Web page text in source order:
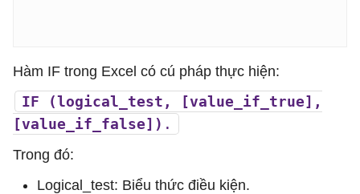
Hàm IF trong Excel có cú pháp thực hiện:
IF (logical_test, [value_if_true],
[value_if_false]) .
Trong đó:
Logical_test: Biểu thức điều kiện.